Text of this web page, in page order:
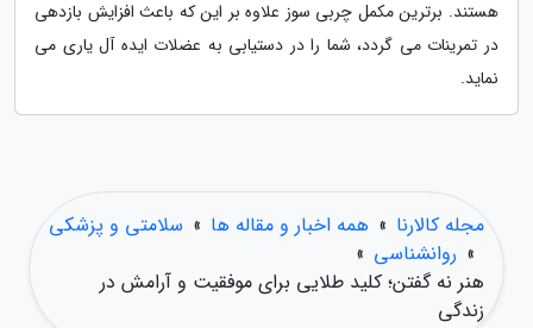
هستند. برترین مکمل چربی سوز علاوه بر این که باعث افزایش بازدهی
در تمرینات می گردد، شما را در دستیابی به عضلات ایده آل یاری می
نماید.
مجله کالارنا » همه اخبار و مقاله ها » سلامتی و پزشکی
» روانشناسی »
هنر نه گفتن؛ کلید طلایی برای موفقیت و آرامش در
زندگی